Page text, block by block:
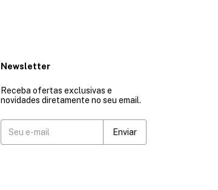
Newsletter
Receba ofertas exclusivas e
novidades diretamente no seu email.